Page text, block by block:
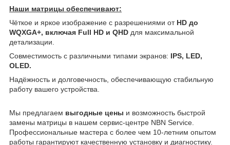
Наши матрицы обеспечивают:
Чёткое и яркое изображение с разрешениями от HD до
WQXGA+, включая Full HD и QHD для максимальной
детализации.
Совместимость с различными типами экранов: IPS, LED,
OLED.
Надёжность и долговечность, обеспечивающую стабильную
работу вашего устройства.
Мы предлагаем выгодные цены и возможность быстрой
замены матрицы в нашем сервис-центре NBN Service.
Профессиональные мастера с более чем 10-летним опытом
работы гарантируют качественную установку и диагностику.